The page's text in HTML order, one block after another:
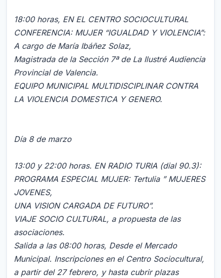
18:00 horas, EN EL CENTRO SOCIOCULTURAL
CONFERENCIA: MUJER “IGUALDAD Y VIOLENCIA”:
A cargo de María Ibáñez Solaz,
Magistrada de la Sección 7ª de La Ilustré Audiencia
Provincial de Valencia.
EQUIPO MUNICIPAL MULTIDISCIPLINAR CONTRA
LA VIOLENCIA DOMESTICA Y GENERO.
Día 8 de marzo
13:00 y 22:00 horas. EN RADIO TURIA (dial 90.3):
PROGRAMA ESPECIAL MUJER: Tertulia ” MUJERES
JOVENES,
UNA VISION CARGADA DE FUTURO”.
VIAJE SOCIO CULTURAL, a propuesta de las
asociaciones.
Salida a las 08:00 horas, Desde el Mercado
Municipal. Inscripciones en el Centro Sociocultural,
a partir del 27 febrero, y hasta cubrir plazas